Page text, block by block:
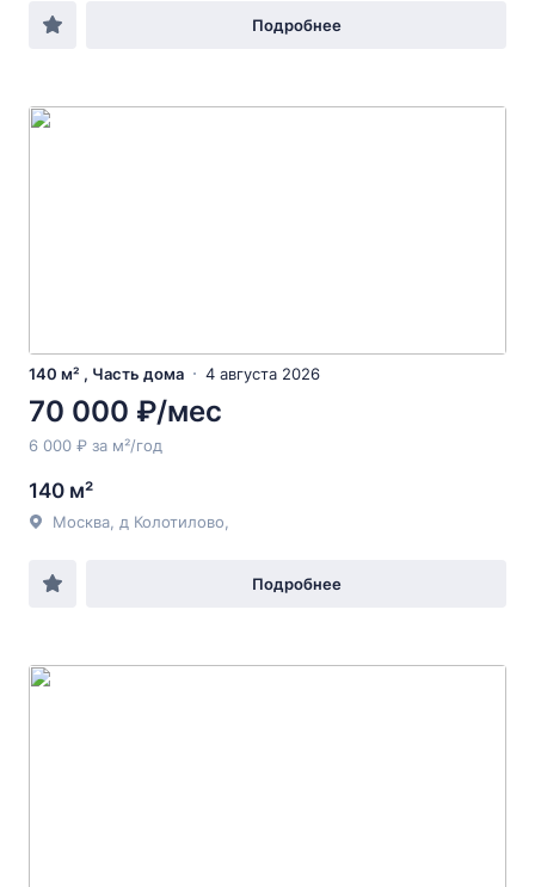
Подробнее
140 м² , Часть дома 4 августа 2026
70 000 ₽/мес
6 000 ₽ за м²/год
140 м²
Москва, д Колотилово,
Подробнее